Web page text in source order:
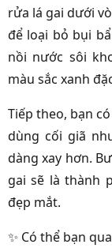
rửa lá gai dưới
để loại bỏ bụi
nồi nước sôi
màu sắc xanh
Tiếp theo, bạn
dùng cối giã
dàng xay hơn.
gai sẽ là thành
đẹp mắt.
✨ Có thể bạn